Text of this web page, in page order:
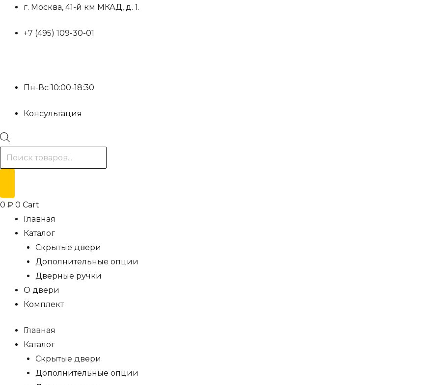
Перейти
содержимому
г. Москва, 41-й км МКАД, д. 1.
+7 (495) 109-30-01
Пн-Вс 10:00-18:30
Консультация
Поиск
товаров
0 ₽ 0 Cart
Главная
Каталог
Скрытые двери
Дополнительные опции
Дверные ручки
О двери
Комплект
Главная
Каталог
Скрытые двери
Дополнительные опции